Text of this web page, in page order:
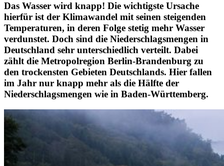
Das Wasser wird knapp! Die wichtigste Ursache
hierfür ist der Klimawandel mit seinen steigenden
Temperaturen, in deren Folge stetig mehr Wasser
verdunstet. Doch sind die Niederschlagsmengen in
Deutschland sehr unterschiedlich verteilt. Dabei
zählt die Metropolregion Berlin-Brandenburg zu
den trockensten Gebieten Deutschlands. Hier fallen
im Jahr nur knapp mehr als die Hälfte der
Niederschlagsmengen wie in Baden-Württemberg.